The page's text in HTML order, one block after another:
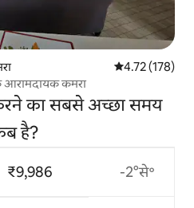
औसत रेटिंग 5 में से
4.72 (178)
कमरा
करने का सबसे अच्छा समय
है?
₹9,986 -2°से॰